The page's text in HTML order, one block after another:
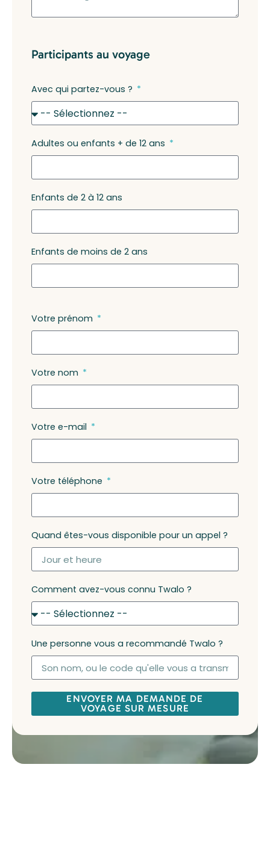
Participants au voyage
Avec qui partez-vous ?
Adultes ou enfants + de 12 ans
Enfants de 2 à 12 ans
Enfants de moins de 2 ans
Votre prénom
Votre nom
Votre e-mail
Votre téléphone
Quand êtes-vous disponible pour un appel ?
Comment avez-vous connu Twalo ?
Une personne vous a recommandé Twalo ?
ENVOYER MA DEMANDE DE
VOYAGE SUR MESURE